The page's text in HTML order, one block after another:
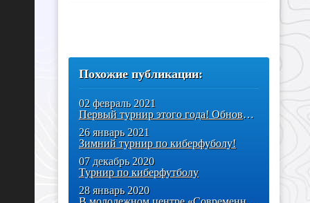
Похожие публикации:
02 февраль 2021
Первый турнир этого года! Обновлённая FIFA21 определила новых
26 январь 2021
Зимний турнир по киберфуболу!
07 декабрь 2020
Турнир по киберфутболу
28 январь 2020